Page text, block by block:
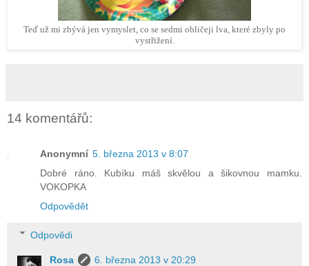
Teď už mi zbývá jen vymyslet, co se sedmi obličeji lva, které zbyly po
vystřižení.
14 komentářů:
Anonymní 5. března 2013 v 8:07
Dobré ráno. Kubíku máš skvělou a šikovnou mamku.
VOKOPKA
Odpovědět
Odpovědi
Rosa
6. března 2013 v 20:29